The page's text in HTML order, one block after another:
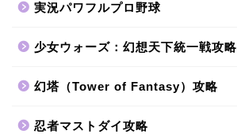
実況パワフルプロ野球
少女ウォーズ：幻想天下統一戦攻略
幻塔（Tower of Fantasy）攻略
忍者マストダイ攻略